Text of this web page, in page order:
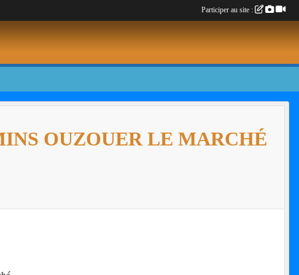
OUZOUER LE MARCHÉ
Participer au site :